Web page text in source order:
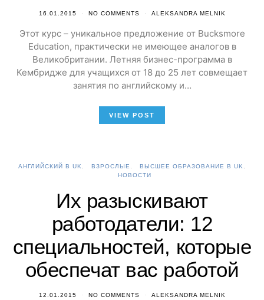
16.01.2015 NO COMMENTS ALEKSANDRA MELNIK
Этот курс – уникальное предложение от Bucksmore
Education, практически не имеющее аналогов в
Великобритании. Летняя бизнес-программа в
Кембридже для учащихся от 18 до 25 лет совмещает
занятия по английскому и…
VIEW POST
АНГЛИЙСКИЙ В UK ВЗРОСЛЫЕ
ВЫСШЕЕ ОБРАЗОВАНИЕ В UK
НОВОСТИ
Их разыскивают
работодатели: 12
специальностей, которые
обеспечат вас работой
12.01.2015 NO COMMENTS ALEKSANDRA MELNIK